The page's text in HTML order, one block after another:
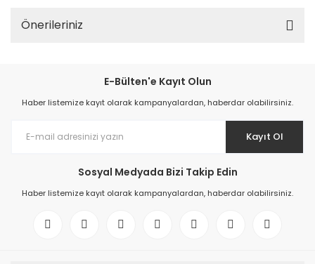
Önerileriniz
E-Bülten'e Kayıt Olun
Haber listemize kayıt olarak kampanyalardan, haberdar olabilirsiniz.
Kayıt Ol
Sosyal Medyada Bizi Takip Edin
Haber listemize kayıt olarak kampanyalardan, haberdar olabilirsiniz.